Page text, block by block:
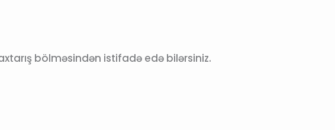
bölməsindən istifadə edə bilərsiniz.